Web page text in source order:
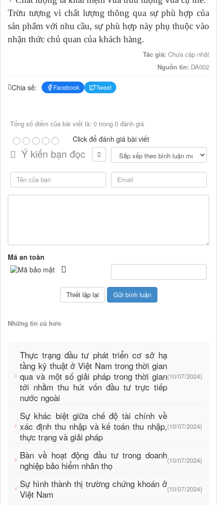
Trừu tượng vì chất lượng thông qua sự phù hợp của
sản phẩm với nhu cầu, sự phù hợp này phụ thuộc vào
nhận thức chủ quan của khách hàng.
Tác giả: Chưa cập nhật
Nguồn tin: DA002
Chia sẻ: Facebook Tweet
Tổng số điểm của bài viết là: 0 trong 0 đánh giá
Click để đánh giá bài viết
Ý kiến bạn đọc
Mã an toàn
Những tin cũ hơn
Thực trạng đầu tư phát triển cơ sở hạ
tầng kỹ thuật ở Việt Nam trong thời gian
qua và một số giải pháp trong thời gian
tới nhằm thu hút vốn đầu tư trực tiếp
nước ngoài
(10/07/2024)
Sự khác biệt giữa chế độ tài chính về
xác định thu nhập và kế toán thu nhập,
thực trạng và giải pháp
(10/07/2024)
Bàn về hoạt động đầu tư trong doanh
nghiệp bảo hiểm nhân thọ
(10/07/2024)
Sự hình thành thị trường chứng khoán ở
Việt Nam
(10/07/2024)